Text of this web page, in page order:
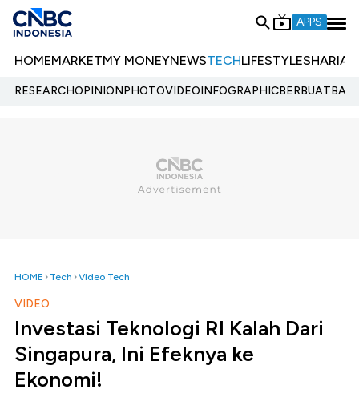
APPS
HOMEMARKETMY MONEYNEWSTECHLIFESTYLESHARIA
RESEARCHOPINIONPHOTOVIDEOINFOGRAPHIC
HOME Tech Video Tech
VIDEO
Investasi Teknologi RI Kalah Dari
Singapura, Ini Efeknya ke
Ekonomi!